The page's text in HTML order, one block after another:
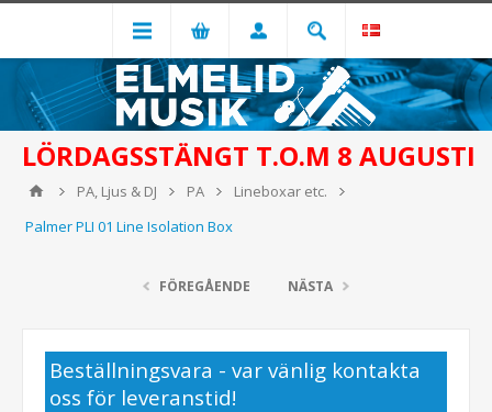
LÖRDAGSSTÄNGT T.O.M 8 AUGUSTI
PA, Ljus & DJ PA
Lineboxar etc.
Palmer PLI 01 Line Isolation Box
FÖREGÅENDE NÄSTA
Beställningsvara - var vänlig kontakta
oss för leveranstid!